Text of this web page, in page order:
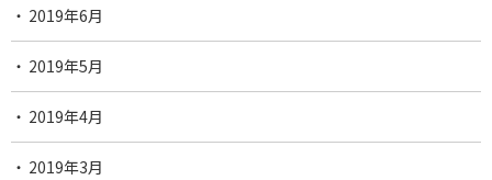
2019年6月
2019年5月
2019年4月
2019年3月